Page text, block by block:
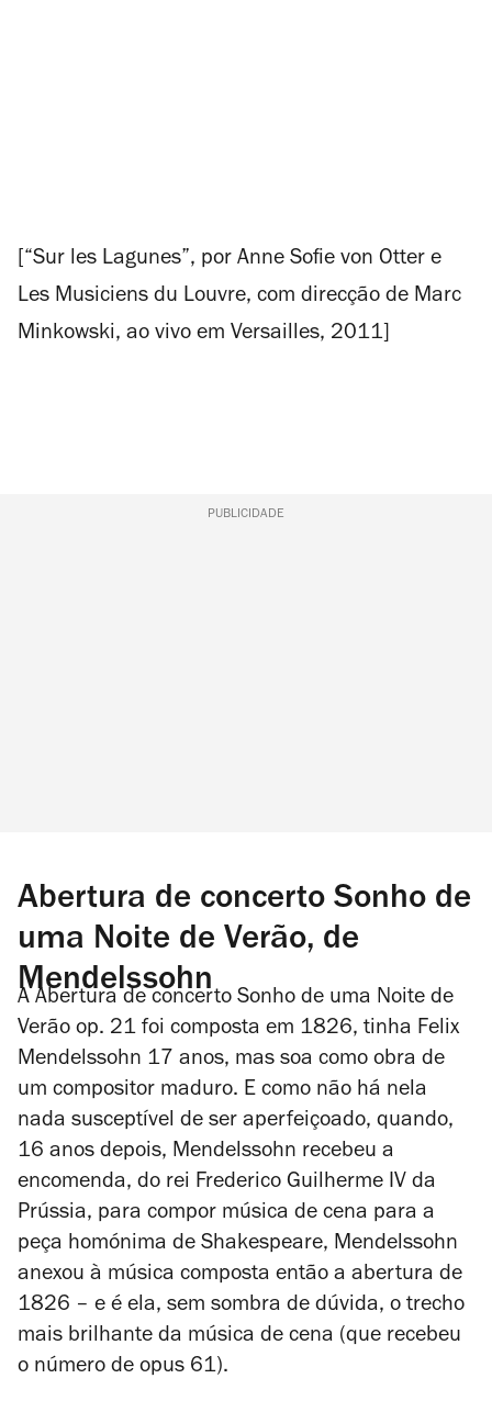
[“Sur les Lagunes”, por Anne Sofie von Otter e
Les Musiciens du Louvre, com direcção de Marc
Minkowski, ao vivo em Versailles, 2011]
PUBLICIDADE
Abertura de concerto Sonho de
uma Noite de Verão, de
Mendelssohn
A Abertura de concerto Sonho de uma Noite de
Verão op. 21 foi composta em 1826, tinha Felix
Mendelssohn 17 anos, mas soa como obra de
um compositor maduro. E como não há nela
nada susceptível de ser aperfeiçoado, quando,
16 anos depois, Mendelssohn recebeu a
encomenda, do rei Frederico Guilherme IV da
Prússia, para compor música de cena para a
peça homónima de Shakespeare, Mendelssohn
anexou à música composta então a abertura de
1826 – e é ela, sem sombra de dúvida, o trecho
mais brilhante da música de cena (que recebeu
o número de opus 61).